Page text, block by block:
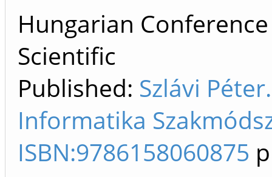
Hungarian
Scientific
Published: Szlávi
Informatika
ISBN:9786158060875